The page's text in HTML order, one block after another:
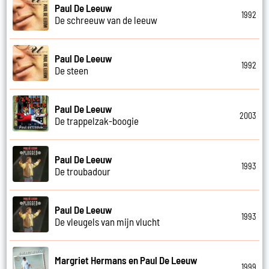
Paul De Leeuw
De schreeuw van de leeuw
1992
Paul De Leeuw
De steen
1992
Paul De Leeuw
De trappelzak-boogie
2003
Paul De Leeuw
De troubadour
1993
Paul De Leeuw
De vleugels van mijn vlucht
1993
Margriet Hermans en Paul De Leeuw
1999